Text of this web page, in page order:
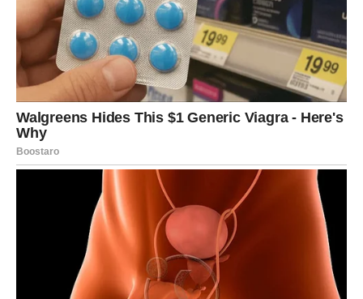
i iskrene razgovore. Bik oseća potrebu da pruži
sigurnost, ali i da konačno dobije podršku koju je dugo
davao drugima. Osećaj pripadnosti postaje jači, a odnosi
topliji.
Na duhovnom nivou, ovi dani vraćaju vam veru u čuda –
ona tiha, životna, koja menjaju unutrašnji osećaj
stvarnosti. Čudo može biti mir s kojim se budite, odluka
da pustite ono što vas je sputavalo ili hrabrost da
poverujete u sebe. Magija ovog perioda dolazi iznutra.
Intuicija vam je snažna i pouzdana. Unutrašnji glas sada
zna put. Ako osećate da treba da sačekate – sačekajte.
Ako osećate da je vreme za korak napred – ne sumnjajte.